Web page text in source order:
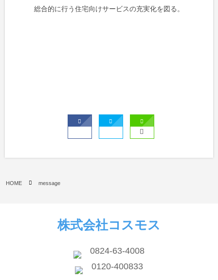
総合的に行う住宅向けサービスの充実化を図る。
HOME message
株式会社コスモス
0824-63-4008
0120-400833